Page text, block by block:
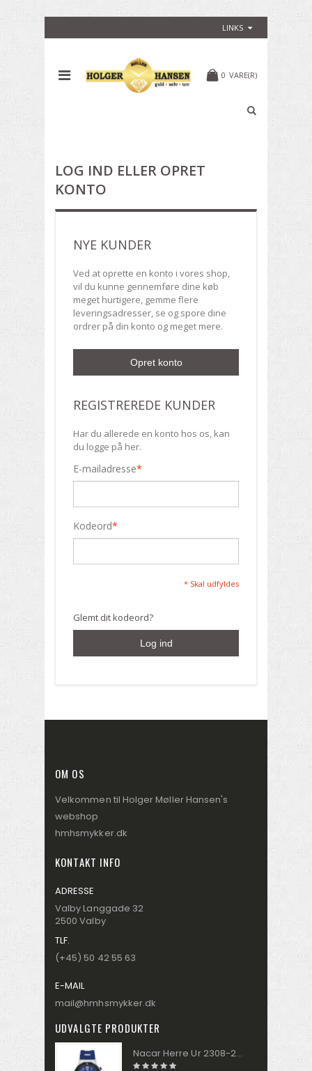
LINKS
0 VARE(R)
LOG IND ELLER OPRET
KONTO
NYE KUNDER
Ved at oprette en konto i vores shop,
vil du kunne gennemføre dine køb
meget hurtigere, gemme flere
leveringsadresser, se og spore dine
ordrer på din konto og meget mere.
Opret konto
REGISTREREDE KUNDER
Har du allerede en konto hos os, kan
du logge på her.
*
E-mailadresse
*
Kodeord
* Skal udfyldes
Glemt dit kodeord?
Log ind
OM OS
Velkommen til Holger Møller Hansen's
webshop
hmhsmykker.dk
KONTAKT INFO
ADRESSE
Valby Langgade 32
2500 Valby
TLF.
(+45) 50 42 55 63
E-MAIL
mail@hmhsmykker.dk
UDVALGTE PRODUKTER
Nacar Herre Ur 2308-29430145-ALS3